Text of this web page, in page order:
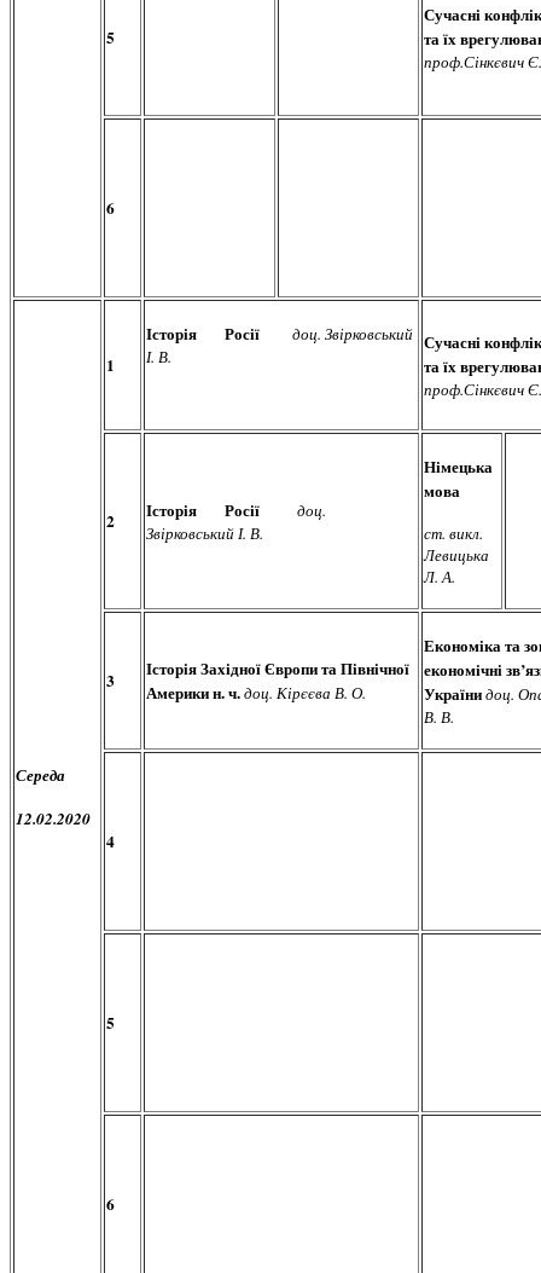
5
Сучасні
та їх
проф.Сінкєвич
6
Середа
12.02.2020
1
Історія Росії
доц. Звірковський
І. В.
Сучасні
та їх
проф.Сінкєвич
2 Історія Росії
доц.
Звірковський І. В.
Німецька
мова
ст. викл.
Левицька
Л. А.
3
Історія Західної Європи та Північної
Америки н. ч.доц. Кірєєва В. О.
Економіка та
економічні
Українидоц.
В. В.
4
5
6